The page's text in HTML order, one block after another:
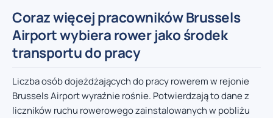
Coraz więcej pracowników Brussels
Airport wybiera rower jako środek
transportu do pracy
Liczba osób dojeżdżających do pracy rowerem w rejonie
Brussels Airport wyraźnie rośnie. Potwierdzają to dane z
liczników ruchu rowerowego zainstalowanych w pobliżu